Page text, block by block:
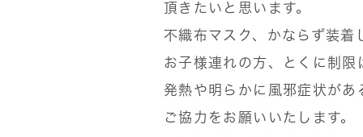
頂きたいと思います。
不織布マスク、かならず装着
お子様連れの方、とくに制
発熱や明らかに風邪症状が
ご協力をお願いいたします。